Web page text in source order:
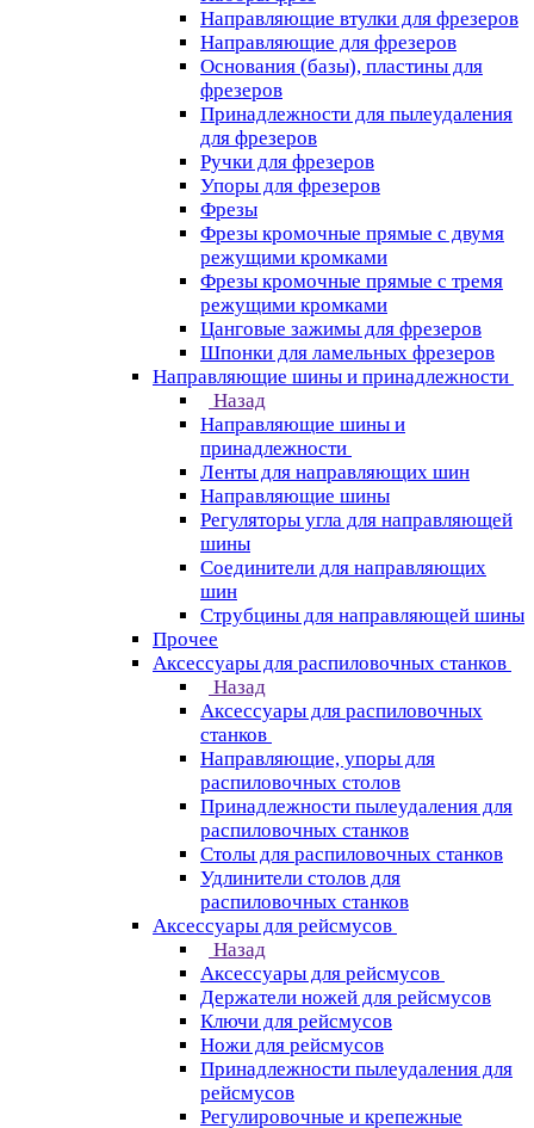
Направляющие втулки для фрезеров
Направляющие для фрезеров
Основания (базы), пластины для
фрезеров
Принадлежности для пылеудаления
для фрезеров
Ручки для фрезеров
Упоры для фрезеров
Фрезы
Фрезы кромочные прямые с двумя
режущими кромками
Фрезы кромочные прямые с тремя
режущими кромками
Цанговые зажимы для фрезеров
Шпонки для ламельных фрезеров
Направляющие шины и принадлежности
Назад
Направляющие шины и
принадлежности
Ленты для направляющих шин
Направляющие шины
Регуляторы угла для направляющей
шины
Соединители для направляющих
шин
Струбцины для направляющей шины
Прочее
Аксессуары для распиловочных станков
Назад
Аксессуары для распиловочных
станков
Направляющие, упоры для
распиловочных столов
Принадлежности пылеудаления для
распиловочных станков
Столы для распиловочных станков
Удлинители столов для
распиловочных станков
Аксессуары для рейсмусов
Назад
Аксессуары для рейсмусов
Держатели ножей для рейсмусов
Ключи для рейсмусов
Ножи для рейсмусов
Принадлежности пылеудаления для
рейсмусов
Регулировочные и крепежные